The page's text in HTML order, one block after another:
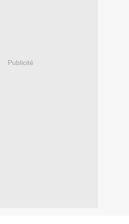
Publicité